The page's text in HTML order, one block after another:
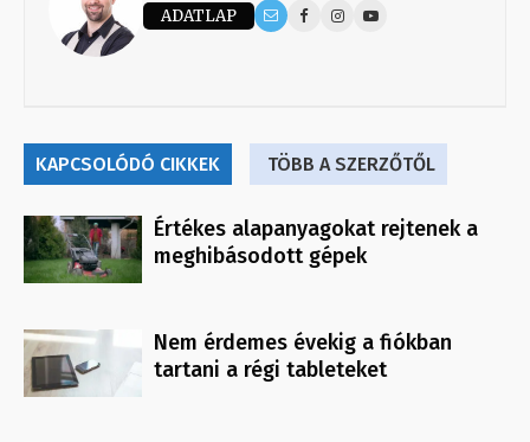
ADATLAP
KAPCSOLÓDÓ CIKKEK TÖBB A SZERZŐTŐL
Értékes alapanyagokat rejtenek a
meghibásodott gépek
Nem érdemes évekig a fiókban
tartani a régi tableteket